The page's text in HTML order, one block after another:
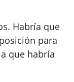
Habría que
para
que habría